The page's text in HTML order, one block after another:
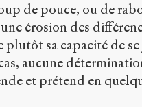
de pouce, ou de
érosion des
sa capacité de
aucune
et prétend en